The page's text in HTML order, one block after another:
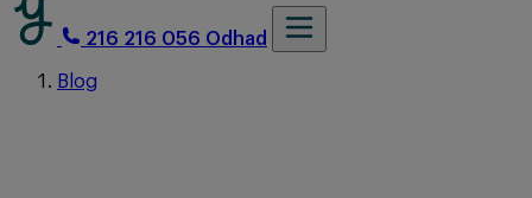
216 216 056 Odhad
Blog